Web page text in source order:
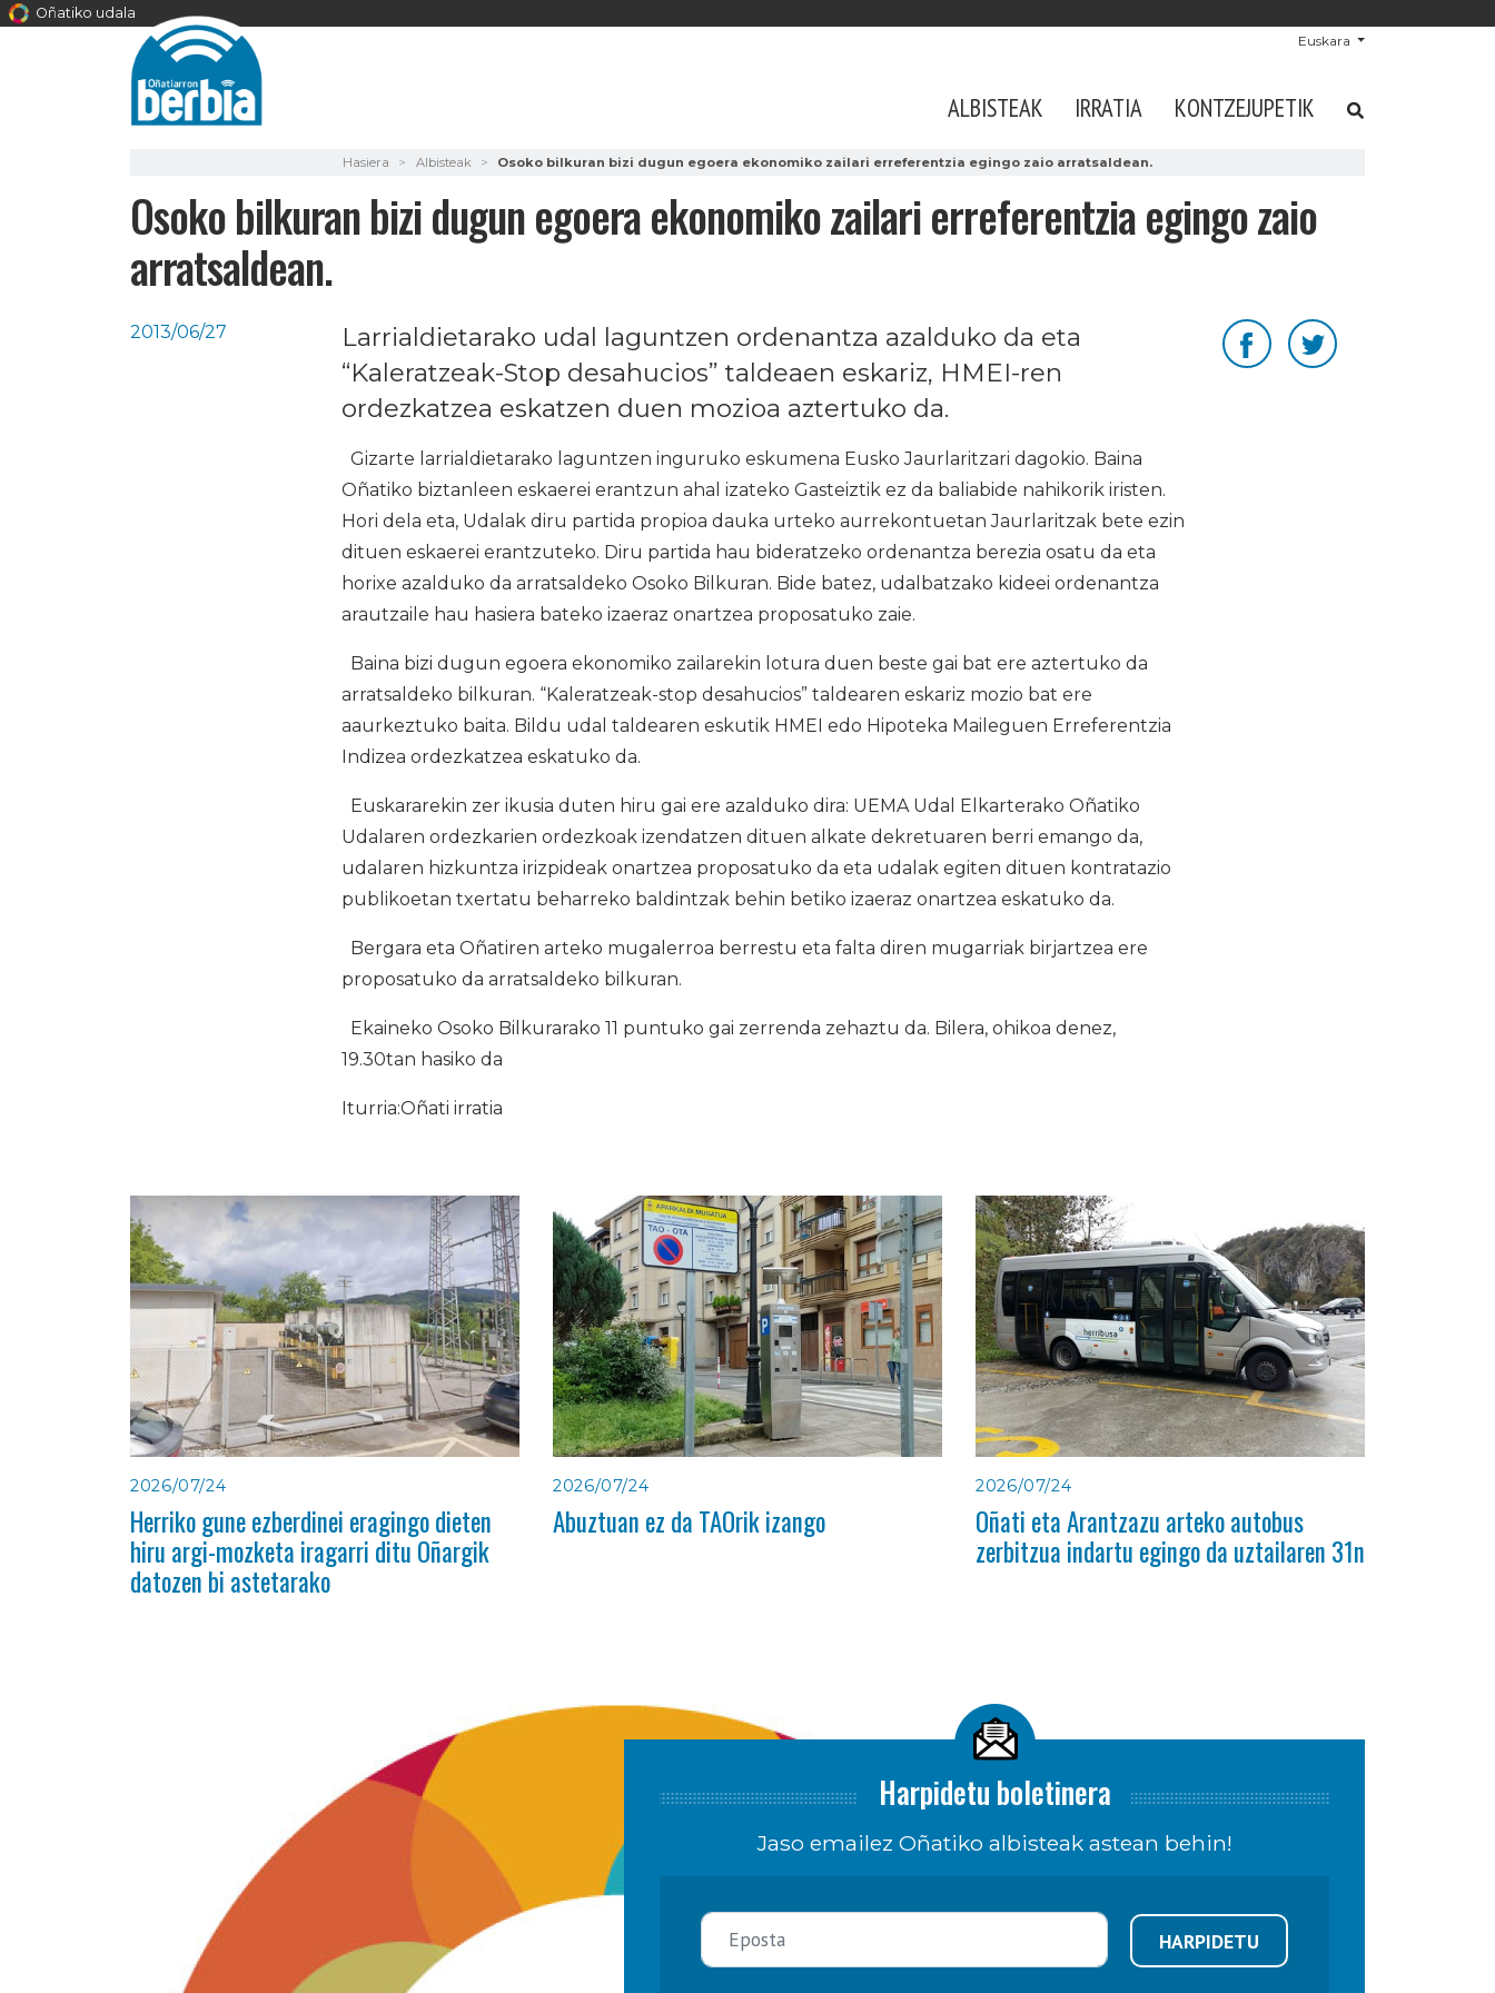
Oñatiko udala
Euskara
ALBISTEAK IRRATIA KONTZEJUPETIK
Hasiera Albisteak Osoko bilkuran bizi dugun egoera ekonomiko zailari erreferentzia egingo zaio arratsaldean.
Osoko bilkuran bizi dugun egoera ekonomiko zailari erreferentzia egingo zaio
arratsaldean.
2013/06/27
Larrialdietarako udal laguntzen ordenantza azalduko da eta
“Kaleratzeak-Stop desahucios” taldeaen eskariz, HMEI-ren
ordezkatzea eskatzen duen mozioa aztertuko da.
Gizarte larrialdietarako laguntzen inguruko eskumena Eusko Jaurlaritzari dagokio. Baina
Oñatiko biztanleen eskaerei erantzun ahal izateko Gasteiztik ez da baliabide nahikorik iristen.
Hori dela eta, Udalak diru partida propioa dauka urteko aurrekontuetan Jaurlaritzak bete ezin
dituen eskaerei erantzuteko. Diru partida hau bideratzeko ordenantza berezia osatu da eta
horixe azalduko da arratsaldeko Osoko Bilkuran. Bide batez, udalbatzako kideei ordenantza
arautzaile hau hasiera bateko izaeraz onartzea proposatuko zaie.
Baina bizi dugun egoera ekonomiko zailarekin lotura duen beste gai bat ere aztertuko da
arratsaldeko bilkuran. “Kaleratzeak-stop desahucios” taldearen eskariz mozio bat ere
aaurkeztuko baita. Bildu udal taldearen eskutik HMEI edo Hipoteka Maileguen Erreferentzia
Indizea ordezkatzea eskatuko da.
Euskararekin zer ikusia duten hiru gai ere azalduko dira: UEMA Udal Elkarterako Oñatiko
Udalaren ordezkarien ordezkoak izendatzen dituen alkate dekretuaren berri emango da,
udalaren hizkuntza irizpideak onartzea proposatuko da eta udalak egiten dituen kontratazio
publikoetan txertatu beharreko baldintzak behin betiko izaeraz onartzea eskatuko da.
Bergara eta Oñatiren arteko mugalerroa berrestu eta falta diren mugarriak birjartzea ere
proposatuko da arratsaldeko bilkuran.
Ekaineko Osoko Bilkurarako 11 puntuko gai zerrenda zehaztu da. Bilera, ohikoa denez,
19.30tan hasiko da
Iturria:Oñati irratia
2026/07/24
Herriko gune ezberdinei eragingo dieten
hiru argi-mozketa iragarri ditu Oñargik
datozen bi astetarako
2026/07/24
Abuztuan ez da TAOrik izango
2026/07/24
Oñati eta Arantzazu arteko autobus
zerbitzua indartu egingo da uztailaren 31n
Harpidetu boletinera
Jaso emailez Oñatiko albisteak astean behin!
HARPIDETU